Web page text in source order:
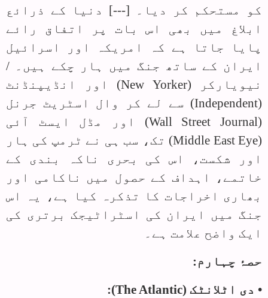
کو مستحکم کر دیا۔ [---] دنیا کے ذرا‏ئع
ابلاغ میں بھی اس بات پر اتفاق رائے
پایا جاتا ہے کہ امریکہ اور اسرائیل
ایران کے ساتھ جنگ میں ہار چکے ہیں۔ /
نیویارکر (New Yorker) اور انڈیپنڈنٹ
(
Independent) سے لے کر وال اسٹریٹ جرنل
(
Wall Street Journal) اور مڈل ایسٹ آئی
(
Middle East Eye) تک، سب ہی نے ٹرمپ کی ہار
اور شکست، اس کی بحری ناکہ بندی کے
خاتمے، اہداف کے حصول میں ناکامی اور
بھاری اخراجات کا تذکرہ کیا ہے، یہ اس
جنگ میں ایران کی اسٹراٹیجک برتری کی
ایک واضح علامت ہے۔
حصۂ چہارم:
• دی اٹلانٹک (The Atlantic
):